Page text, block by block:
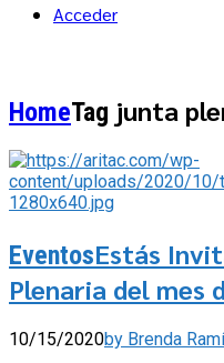
Acceder
HomeTag junta
EventosEstás
Plenaria del mes
10/15/2020by Brenda